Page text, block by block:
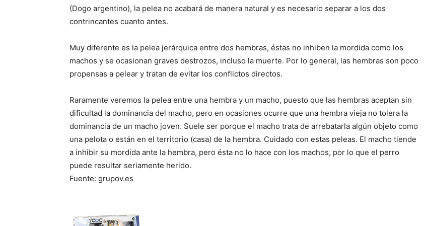
de
(Dogo argentino), la pelea no acabará de manera natural y es necesario separar a los dos
contrincantes cuanto antes.
Muy diferente es la pelea jerárquica entre dos hembras, éstas no inhiben la mordida como los
machos y se ocasionan graves destrozos, incluso la muerte. Por lo general, las hembras son poco
propensas a pelear y tratan de evitar los conflictos directos.
Raramente veremos la pelea entre una hembra y un macho, puesto que las hembras aceptan sin
dificultad la dominancia del macho, pero en ocasiones ocurre que una hembra vieja no tolera la
dominancia de un macho joven. Suele ser porque el macho trata de arrebatarla algún objeto como
una pelota o están en el territorio (casa) de la hembra. Cuidado con estas peleas. El macho tiende
a inhibir su mordida ante la hembra, pero ésta no lo hace con los machos, por lo que el perro
puede resultar seriamente herido.
Fuente: grupov.es